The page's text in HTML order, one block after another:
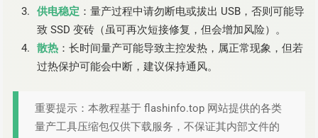
供电稳定 ：量产过程中请勿断电或拔出 USB，否则可能导
致 SSD 变砖（虽可再次短接修复，但会增加风险）。
散热 ：长时间量产可能导致主控发热，属正常现象，但若
过热保护可能会中断，建议保持通风。
重要提示：本教程基于 flashinfo.top 网站提供的各类
量产工具压缩包仅供下载服务，不保证其内部文件的